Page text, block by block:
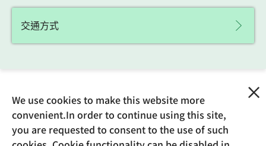
We use cookies to make this website more
convenient.In order to continue using this site,
you are requested to consent to the use of such
交通方式
Updated: February 12, 2026
首頁 >美食> natural cafe kohikiya